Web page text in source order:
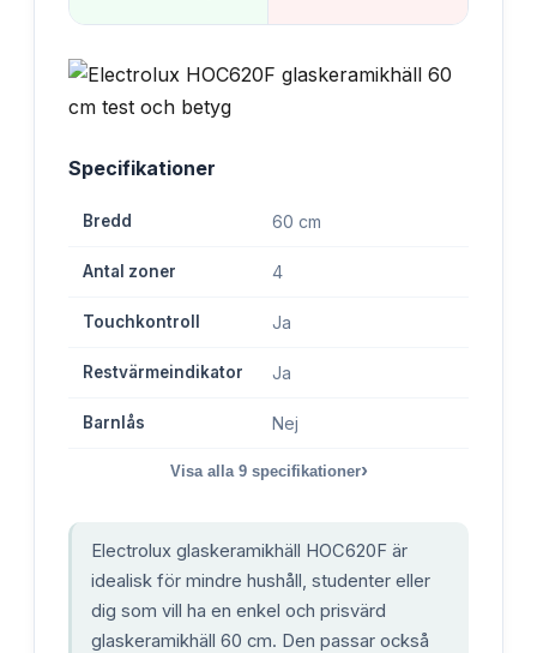
Specifikationer
Bredd 60 cm
Antal zoner 4
Touchkontroll Ja
Restvärmeindikator Ja
Barnlås Nej
Visa alla 9specifikationer›
Electrolux glaskeramikhäll HOC620F är
idealisk för mindre hushåll, studenter eller
dig som vill ha en enkel och prisvärd
glaskeramikhäll 60 cm. Den passar också